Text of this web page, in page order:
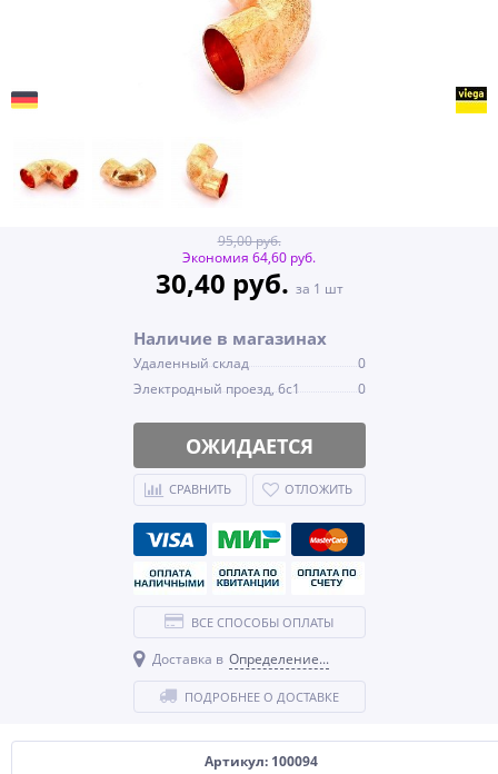
Артикул: 100094
95,00 руб.
Экономия 64,60 руб.
30,40 руб. за 1 шт
Наличие в магазинах
Удаленный склад
0
Электродный проезд, 6с1
0
ОЖИДАЕТСЯ
СРАВНИТЬ ОТЛОЖИТЬ
ВСЕ СПОСОБЫ ОПЛАТЫ
Доставка в Определение...
ПОДРОБНЕЕ О ДОСТАВКЕ